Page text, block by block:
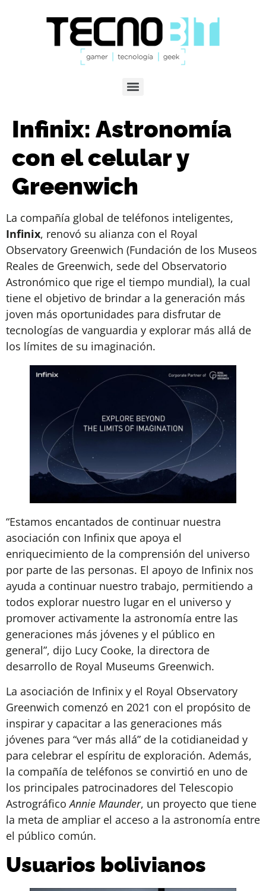
Infinix: Astronomía
con el celular y
Greenwich
La compañía global de teléfonos inteligentes,
Infinix, renovó su alianza con el Royal
Observatory Greenwich (Fundación de los Museos
Reales de Greenwich, sede del Observatorio
Astronómico que rige el tiempo mundial), la cual
tiene el objetivo de brindar a la generación más
joven más oportunidades para disfrutar de
tecnologías de vanguardia y explorar más allá de
los límites de su imaginación.
“Estamos encantados de continuar nuestra
asociación con Infinix que apoya el
enriquecimiento de la comprensión del universo
por parte de las personas. El apoyo de Infinix nos
ayuda a continuar nuestro trabajo, permitiendo a
todos explorar nuestro lugar en el universo y
promover activamente la astronomía entre las
generaciones más jóvenes y el público en
general”, dijo Lucy Cooke, la directora de
desarrollo de Royal Museums Greenwich.
La asociación de Infinix y el Royal Observatory
Greenwich comenzó en 2021 con el propósito de
inspirar y capacitar a las generaciones más
jóvenes para “ver más allá” de la cotidianeidad y
para celebrar el espíritu de exploración. Además,
la compañía de teléfonos se convirtió en uno de
los principales patrocinadores del Telescopio
AstrográficoAnnie Maunder, un proyecto que tiene
la meta de ampliar el acceso a la astronomía entre
el público común.
Usuarios bolivianos